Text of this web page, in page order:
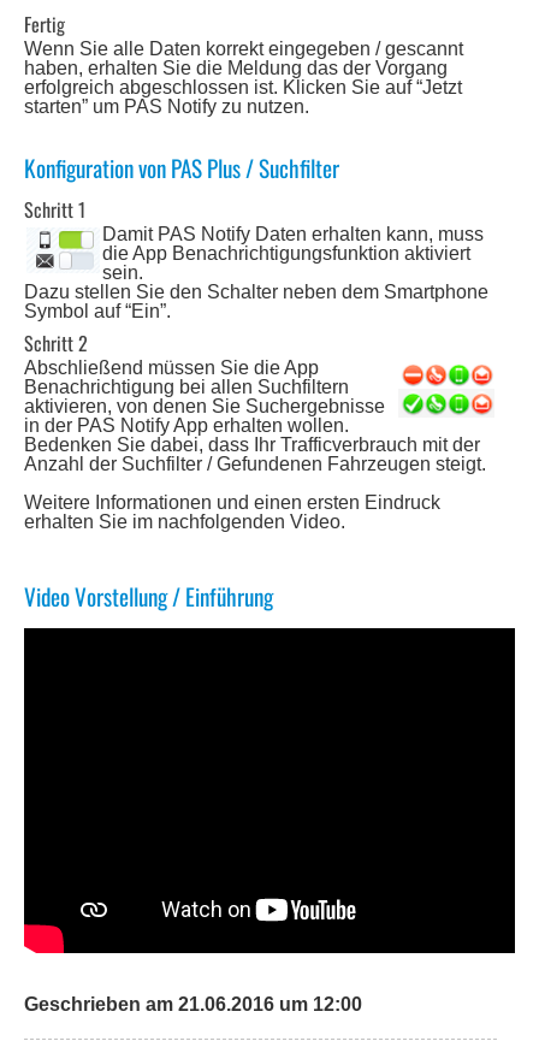
Fertig
Wenn Sie alle Daten korrekt eingegeben / gescannt
haben, erhalten Sie die Meldung das der Vorgang
erfolgreich abgeschlossen ist. Klicken Sie auf “Jetzt
starten” um PAS Notify zu nutzen.
Konfiguration von PAS Plus / Suchfilter
Schritt 1
Damit PAS Notify Daten erhalten kann, muss
die App Benachrichtigungsfunktion aktiviert
sein.
Dazu stellen Sie den Schalter neben dem Smartphone
Symbol auf “Ein”.
Schritt 2
Abschließend müssen Sie die App
Benachrichtigung bei allen Suchfiltern
aktivieren, von denen Sie Suchergebnisse
in der PAS Notify App erhalten wollen.
Bedenken Sie dabei, dass Ihr Trafficverbrauch mit der
Anzahl der Suchfilter / Gefundenen Fahrzeugen steigt.
Weitere Informationen und einen ersten Eindruck
erhalten Sie im nachfolgenden Video.
Video Vorstellung / Einführung
Geschrieben am 21.06.2016 um 12:00